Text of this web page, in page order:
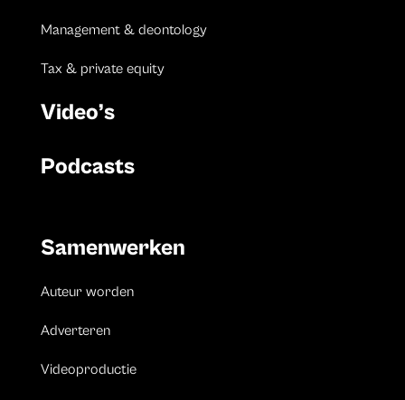
Management & deontology
Tax & private equity
Video’s
Podcasts
Samenwerken
Auteur worden
Adverteren
Videoproductie